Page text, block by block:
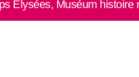
Elysées, Muséum